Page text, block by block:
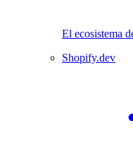
El ecosistema
Shopify.dev